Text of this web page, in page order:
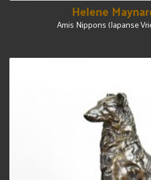
Helene
Amis Nippons (Japanse